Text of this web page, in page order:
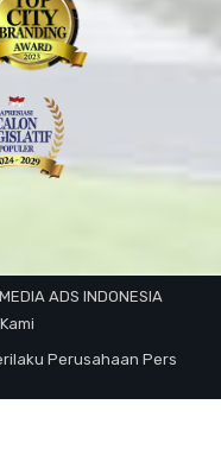
ADS INDONESIA
Perusahaan Pers